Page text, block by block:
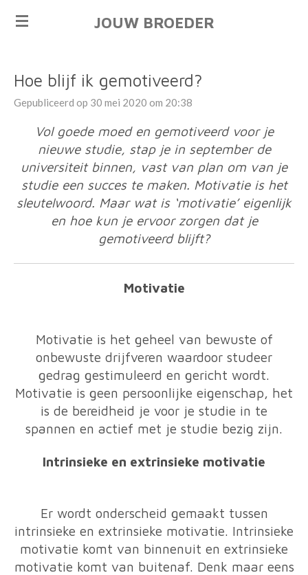
Ga
hoofdinhoud
JOUW BROEDER
Hoe blijf ik gemotiveerd?
Gepubliceerd op 30 mei 2020 om 20:38
Vol goede moed en gemotiveerd voor je
nieuwe studie, stap je in september de
universiteit binnen, vast van plan om van je
studie een succes te maken. Motivatie is het
sleutelwoord. Maar wat is ‘motivatie’ eigenlijk
en hoe kun je ervoor zorgen dat je
gemotiveerd blijft?
Motivatie
Motivatie is het geheel van bewuste of
onbewuste drijfveren waardoor studeer
gedrag gestimuleerd en gericht wordt.
Motivatie is geen persoonlijke eigenschap, het
is de bereidheid je voor je studie in te
spannen en actief met je studie bezig zijn.
Intrinsieke en extrinsieke motivatie
Er wordt onderscheid gemaakt tussen
intrinsieke en extrinsieke motivatie. Intrinsieke
motivatie komt van binnenuit en extrinsieke
motivatie komt van buitenaf. Denk maar eens